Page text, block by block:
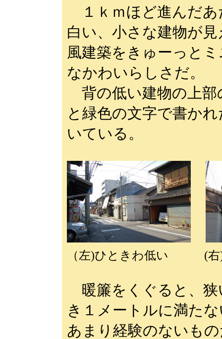
１ｋｍほど進んだあ
白い、小さな建物が
風建築をきゅーっと
なかわいらしさだ。
背の低い建物の上部
と緑色の文字で書か
いている。
（左)ひときわ低い (右)
暖簾をくぐると、狭
き１メートルに満た
あまり経験のないも